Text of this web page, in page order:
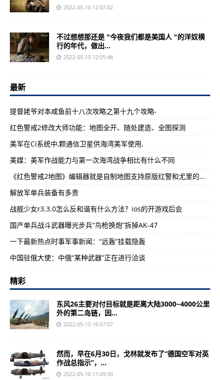
2022-05-10 12:07:02
不过想想那还是 "今夜我们都是美国人 "的洋奴横
行的年代，做出...
2022-05-10 12:05:48
最新
提督姥爷对本咸鱼前十八次攻略之第十九个攻略-
红色警戒2修改大师功能：地图全开、随处建造、全图探测
美军在CI系统中,颗通信卫星供海湾美军使用,
美媒：美军作战能力与第一次海湾战争相比有什么不同
《红色警戒2地图》编辑器就是自制地图支持原版红警和尤里的复仇
解放军单兵装备有多贵
战舰少女r3.3.0怎么反和谐有什么方法？ios的开游戏后会
国产单兵战斗武器曝光步兵“鸟枪换炮”拆掉AK-47
一下最新热点时事军事新闻：“远轰”挂载隐轰
中国驻俄大使：中俄“某种武器”正在进行洽谈
精彩
东风26主要对付目标就是距离大陆3000~4000公里
外的第二岛链，因...
2022-05-10 16:07:07
然而，早在6月30日，戈林就发布了“德国空军对英
作战总指示”，...
2022-05-10 11:09:30